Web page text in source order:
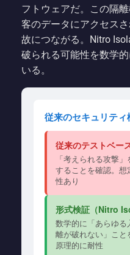
フトウェアだ。この隔
客のデータにアクセス
故につながる。Nitro
破られる可能性を数学
いる。
従来のセキュリテ
従来のテストベー
「考えられる攻撃
することを確認。
性あり
形式検証（Nitro
数学的に「あらゆ
離が破れない」こと
原理的に耐性